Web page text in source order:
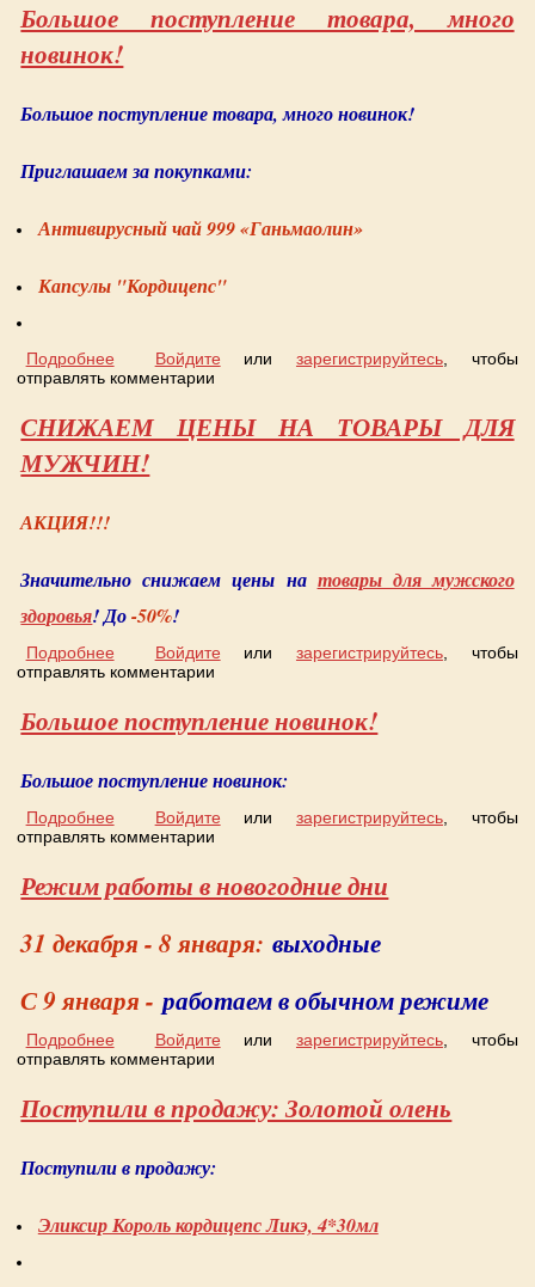
Большое поступление товара, много
новинок!
Большое поступление товара, много новинок!
Приглашаем за покупками:
Антивирусный чай 999 «Ганьмаолин»
Капсулы "Кордицепс"
Подробнее о Большое поступление товара, много новинок!
Войдите или зарегистрируйтесь, чтобы
отправлять комментарии
СНИЖАЕМ ЦЕНЫ НА ТОВАРЫ ДЛЯ
МУЖЧИН!
АКЦИЯ!!!
Значительно снижаем цены на товары для мужского
здоровья! До-50%!
Подробнее о СНИЖАЕМ ЦЕНЫ НА ТОВАРЫ ДЛЯ МУЖЧИН!
Войдите или зарегистрируйтесь, чтобы
отправлять комментарии
Большое поступление новинок!
Большое поступление новинок:
Подробнее о Большое поступление новинок!
Войдите или зарегистрируйтесь, чтобы
отправлять комментарии
Режим работы в новогодние дни
31 декабря - 8 января:выходные
С 9 января -работаем в обычном режиме
Подробнее о Режим работы в новогодние дни
Войдите или зарегистрируйтесь, чтобы
отправлять комментарии
Поступили в продажу: Золотой олень
Поступили в продажу:
Эликсир Король кордицепс Ликэ, 4*30мл